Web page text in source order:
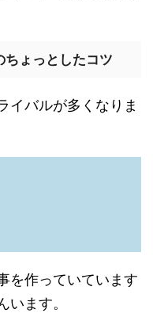
ょっとしたコツ
イバルが多くなりま
を作っていています
います。